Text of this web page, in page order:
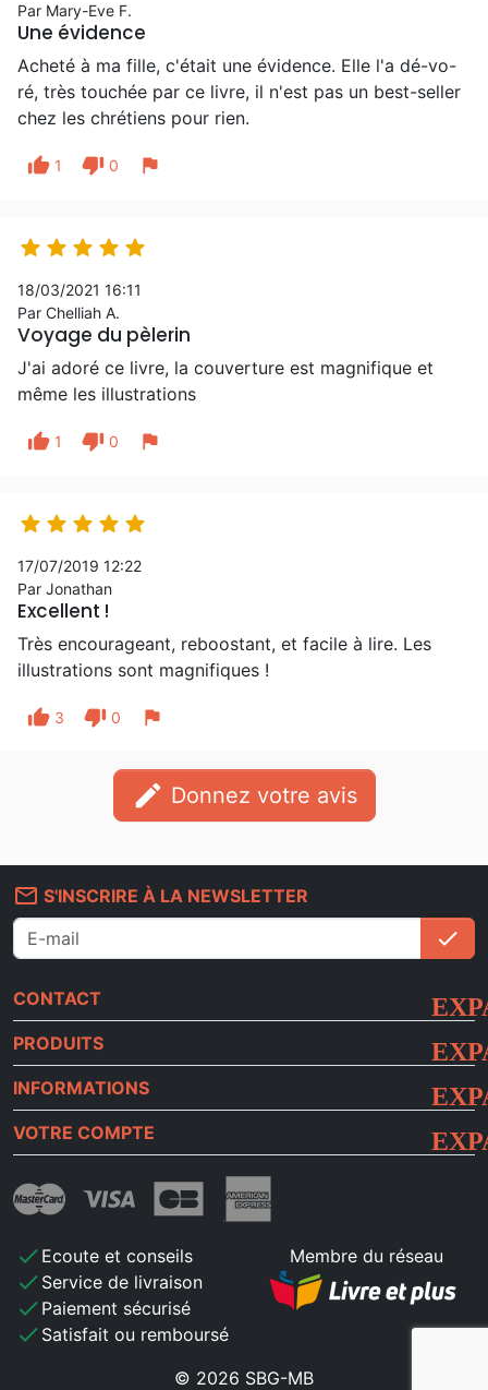
Par Mary-Eve F.
Une évidence
Acheté à ma fille, c'était une évidence. Elle l'a dé-vo-
ré, très touchée par ce livre, il n'est pas un best-seller
chez les chrétiens pour rien.
thumb_up 1 thumb_down 0 flag
    
18/03/2021 16:11
Par Chelliah A.
Voyage du pèlerin
J'ai adoré ce livre, la couverture est magnifique et
même les illustrations
thumb_up 1 thumb_down 0 flag
    
17/07/2019 12:22
Par Jonathan
Excellent !
Très encourageant, reboostant, et facile à lire. Les
illustrations sont magnifiques !
thumb_up 3 thumb_down 0 flag
edit Donnez votre avis
mail_outline S'INSCRIRE À LA NEWSLETTER
check
CONTACT
PRODUITS
INFORMATIONS
VOTRE COMPTE
check Ecoute et conseils
check Service de livraison
check Paiement sécurisé
check Satisfait ou remboursé
Membre du réseau
© 2026 SBG-MB